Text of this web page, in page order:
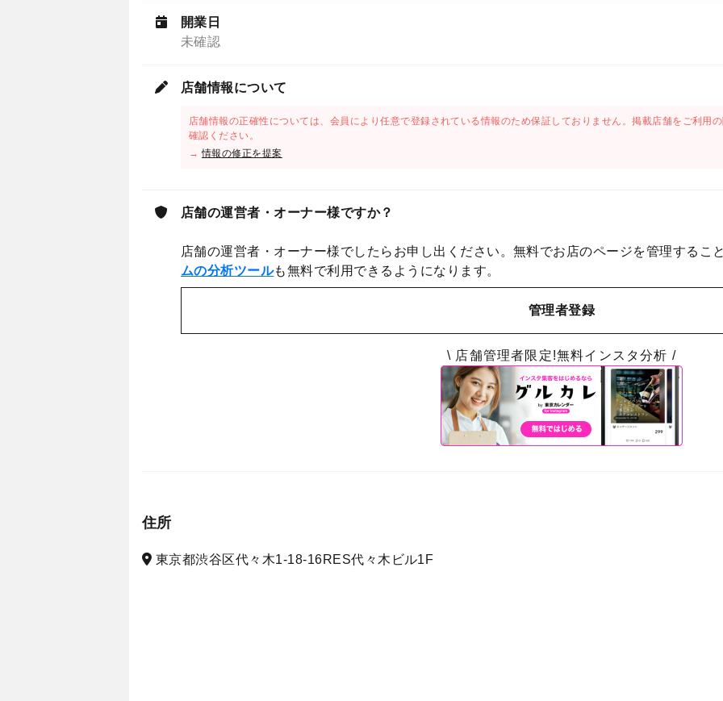
開業日
未確認
店舗情報について
店舗情報の正確性については、会員により任意で登録されている情報のため保証しておりません。掲載店舗をご利用
確認ください。
→情報の修正を提案
店舗の運営者・オーナー様ですか？
店舗の運営者・オーナー様でしたらお申し出ください。無料でお店のページを管理するこ
ムの分析ツールも無料で利用できるようになります。
管理者登録
\ 店舗管理者限定!無料インスタ分析 /
住所
東京都渋谷区代々木1-18-16RES代々木ビル1F